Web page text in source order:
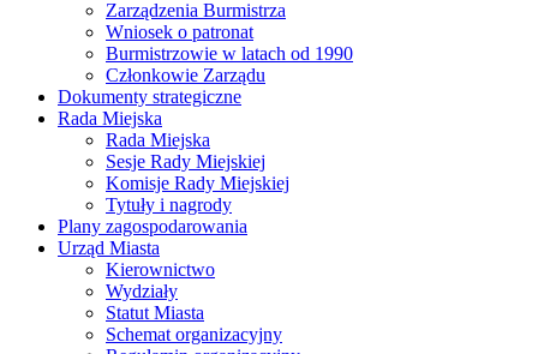
Zarządzenia Burmistrza
Wniosek o patronat
Burmistrzowie w latach od 1990
Członkowie Zarządu
Dokumenty strategiczne
Rada Miejska
Rada Miejska
Sesje Rady Miejskiej
Komisje Rady Miejskiej
Tytuły i nagrody
Plany zagospodarowania
Urząd Miasta
Kierownictwo
Wydziały
Statut Miasta
Schemat organizacyjny